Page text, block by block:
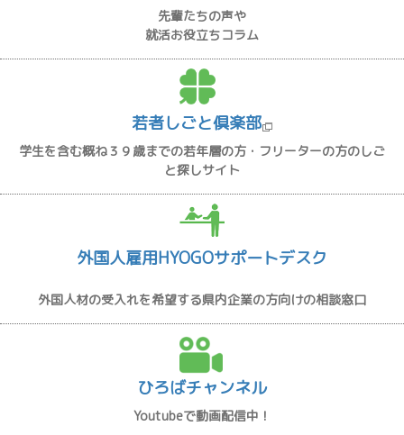
先輩たちの声や
就活お役立ちコラム
若者しごと倶楽部
学生を含む概ね３９歳までの若年層の方・フリーターの方のしご
と探しサイト
外国人雇用HYOGOサポートデスク
外国人材の受入れを希望する県内企業の方向けの相談窓口
ひろばチャンネル
Youtubeで動画配信中！